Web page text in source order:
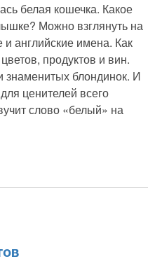
белая кошечка. Какое
Можно взглянуть на
и английские имена. Как
продуктов и вин.
знаменитых блондинок. И
ценителей всего
слово «белый» на